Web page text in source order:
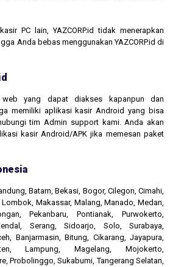
PC lain, YAZCORP.id tidak menerapkan
Anda bebas menggunakan YAZCORP.id di
yang dapat diakses kapanpun dan
memiliki aplikasi kasir Android yang bisa
tim Admin support kami. Anda akan
kasir Android/APK jika memesan paket
Batam, Bekasi, Bogor, Cilegon, Cimahi,
Makassar, Malang, Manado, Medan,
Pekanbaru, Pontianak, Purwokerto,
Serang, Sidoarjo, Solo, Surabaya,
Banjarmasin, Bitung, Cikarang, Jayapura,
Lampung, Magelang, Mojokerto,
Probolinggo, Sukabumi, Tangerang Selatan,